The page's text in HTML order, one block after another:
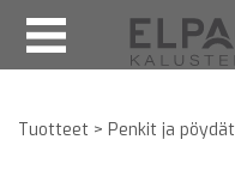
Tuotteet > Penkit ja pöydät